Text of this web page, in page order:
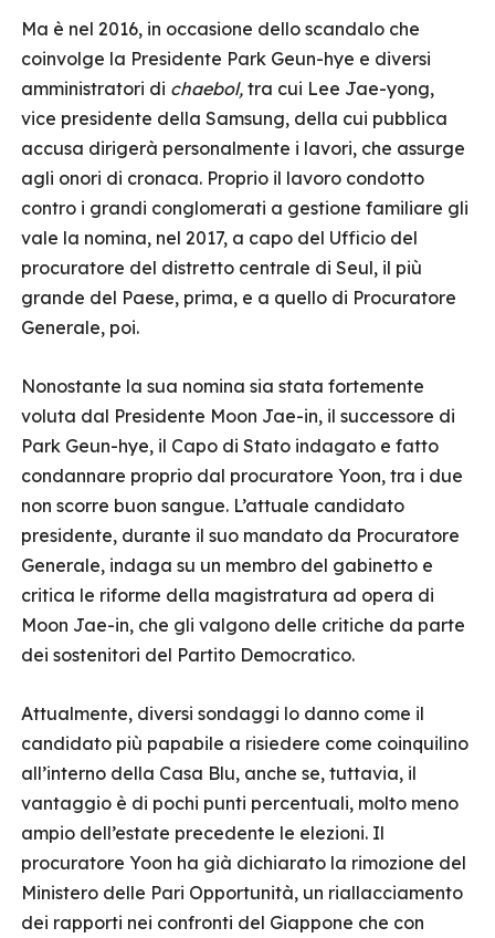
Ma è nel 2016, in occasione dello scandalo che
coinvolge la Presidente Park Geun-hye e diversi
amministratori di chaebol, tra cui Lee Jae-yong,
vice presidente della Samsung, della cui pubblica
accusa dirigerà personalmente i lavori, che assurge
agli onori di cronaca. Proprio il lavoro condotto
contro i grandi conglomerati a gestione familiare gli
vale la nomina, nel 2017, a capo del Ufficio del
procuratore del distretto centrale di Seul, il più
grande del Paese, prima, e a quello di Procuratore
Generale, poi.
Nonostante la sua nomina sia stata fortemente
voluta dal Presidente Moon Jae-in, il successore di
Park Geun-hye, il Capo di Stato indagato e fatto
condannare proprio dal procuratore Yoon, tra i due
non scorre buon sangue. L’attuale candidato
presidente, durante il suo mandato da Procuratore
Generale, indaga su un membro del gabinetto e
critica le riforme della magistratura ad opera di
Moon Jae-in, che gli valgono delle critiche da parte
dei sostenitori del Partito Democratico.
Attualmente, diversi sondaggi lo danno come il
candidato più papabile a risiedere come coinquilino
all’interno della Casa Blu, anche se, tuttavia, il
vantaggio è di pochi punti percentuali, molto meno
ampio dell’estate precedente le elezioni. Il
procuratore Yoon ha già dichiarato la rimozione del
Ministero delle Pari Opportunità, un riallacciamento
dei rapporti nei confronti del Giappone che con